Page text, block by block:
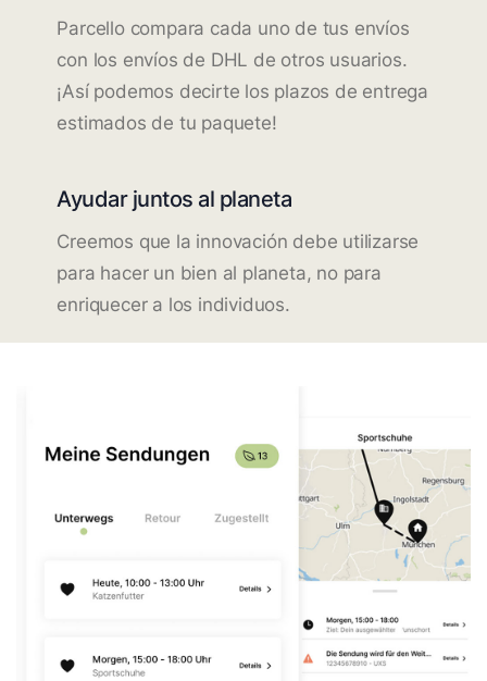
Parcello compara cada uno de tus envíos
con los envíos de DHL de otros usuarios.
¡Así podemos decirte los plazos de entrega
estimados de tu paquete!
Ayudar juntos al planeta
Creemos que la innovación debe utilizarse
para hacer un bien al planeta, no para
enriquecer a los individuos.